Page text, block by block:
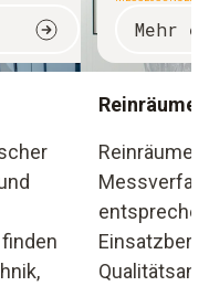
Mehr
Reinräume
Reinräume